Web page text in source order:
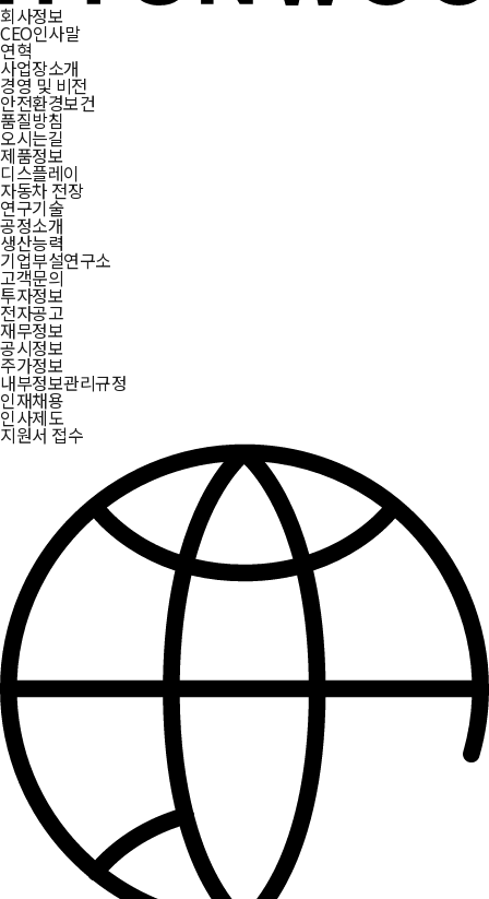
회사정보
CEO인사말
연혁
사업장소개
경영 및 비전
안전환경보건
품질방침
오시는길
제품정보
디스플레이
자동차 전장
연구기술
공정소개
생산능력
기업부설연구소
고객문의
투자정보
전자공고
재무정보
공시정보
주가정보
내부정보관리규정
인재채용
인사제도
지원서 접수